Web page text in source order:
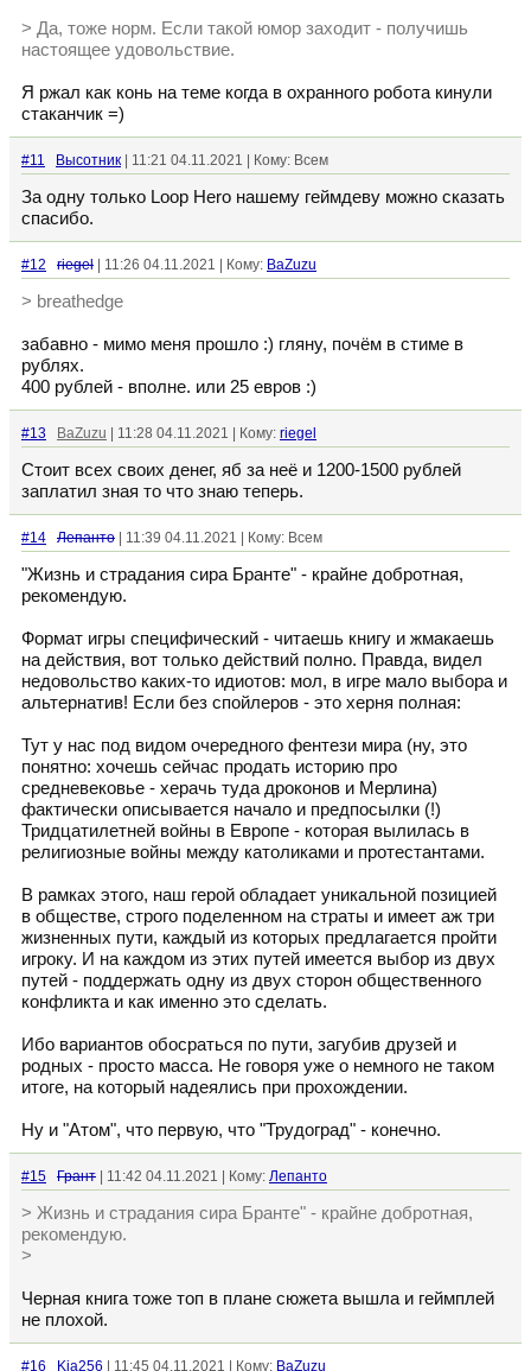
> Да, тоже норм. Если такой юмор заходит - получишь
настоящее удовольствие.
Я ржал как конь на теме когда в охранного робота кинули
стаканчик =)
#11 Высотник | 11:21 04.11.2021 | Кому: Всем
За одну только Loop Hero нашему геймдеву можно сказать
спасибо.
#12 riegel | 11:26 04.11.2021 | Кому: BaZuzu
> breathedge
забавно - мимо меня прошло :) гляну, почём в стиме в
рублях.
400 рублей - вполне. или 25 евров :)
#13 BaZuzu | 11:28 04.11.2021 | Кому: riegel
Стоит всех своих денег, яб за неё и 1200-1500 рублей
заплатил зная то что знаю теперь.
#14 Лепанто | 11:39 04.11.2021 | Кому: Всем
"Жизнь и страдания сира Бранте" - крайне добротная,
рекомендую.
Формат игры специфический - читаешь книгу и жмакаешь
на действия, вот только действий полно. Правда, видел
недовольство каких-то идиотов: мол, в игре мало выбора и
альтернатив! Если без спойлеров - это херня полная:
Тут у нас под видом очередного фентези мира (ну, это
понятно: хочешь сейчас продать историю про
средневековье - херачь туда дроконов и Мерлина)
фактически описывается начало и предпосылки (!)
Тридцатилетней войны в Европе - которая вылилась в
религиозные войны между католиками и протестантами.
В рамках этого, наш герой обладает уникальной позицией
в обществе, строго поделенном на страты и имеет аж три
жизненных пути, каждый из которых предлагается пройти
игроку. И на каждом из этих путей имеется выбор из двух
путей - поддержать одну из двух сторон общественного
конфликта и как именно это сделать.
Ибо вариантов обосраться по пути, загубив друзей и
родных - просто масса. Не говоря уже о немного не таком
итоге, на который надеялись при прохождении.
Ну и "Атом", что первую, что "Трудоград" - конечно.
#15 Грант | 11:42 04.11.2021 | Кому: Лепанто
> Жизнь и страдания сира Бранте" - крайне добротная,
рекомендую.
>
Черная книга тоже топ в плане сюжета вышла и геймплей
не плохой.
#16 Kia256 | 11:45 04.11.2021 | Кому: BaZuzu